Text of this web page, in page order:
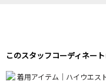
このスタッフコーディネー